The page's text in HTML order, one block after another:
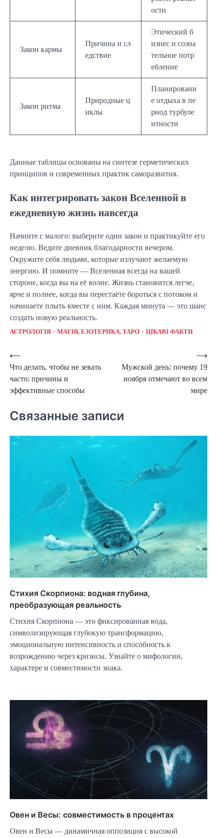
ости
Закон кармы
Причина и сл
едствие
Этический б
изнес и созна
тельное потр
ебление
Закон ритма
Природные ц
иклы
Планировани
е отдыха в пе
риод турбуле
нтности
Данные таблицы основаны на синтезе герметических
принципов и современных практик саморазвития.
Как интегрировать закон Вселенной в
ежедневную жизнь навсегда
Начните с малого: выберите один закон и практикуйте его
неделю. Ведите дневник благодарности вечером.
Окружите себя людьми, которые излучают желаемую
энергию. И помните — Вселенная всегда на вашей
стороне, когда вы на её волне. Жизнь становится легче,
ярче и полнее, когда вы перестаёте бороться с потоком и
начинаете плыть вместе с ним. Каждая минута — это шанс
создать новую реальность.
АСТРОЛОГІЯ МАГІЯ, ЕЗОТЕРИКА, ТАРО ЦІКАВІ ФАКТИ
Навигация
по
записям
⟵
Что делать, чтобы не зевать
часто: причины и
эффективные способы
Мужской день: почему 19
ноября отмечают во всем
мире
⟶
Связанные записи
Стихия Скорпиона: водная глубина,
преобразующая реальность
Стихия Скорпиона — это фиксированная вода,
символизирующая глубокую трансформацию,
эмоциональную интенсивность и способность к
возрождению через кризисы. Узнайте о мифологии,
характере и совместимости знака.
Овен и Весы: совместимость в процентах
Овен и Весы — динамичная оппозиция с высокой